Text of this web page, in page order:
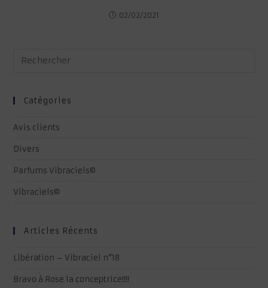
02/02/2021
Catégories
Avis clients
Divers
Parfums Vibraciels©
Vibraciels©
Articles Récents
Libération – Vibraciel n°18
Bravo à Rose la conceptrice!!!!